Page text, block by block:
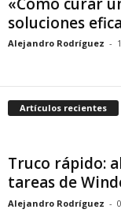
soluciones
Alejandro Rodríguez -
Artículos recientes
Truco rápido:
tareas de
Alejandro Rodríguez -